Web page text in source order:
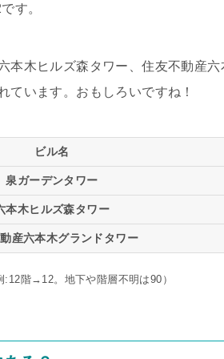
す。
本木ヒルズ森タワー、住友不動産
ています。おもしろいですね！
ビル名
泉ガーデンタワー
本木ヒルズ森タワー
産六本木グランドタワー
階→12。地下や階層不明は90）